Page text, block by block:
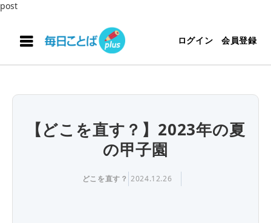
post
ログイン 会員登録
【どこを直す？】2023年の夏
の甲子園
どこを直す？ 2024.12.26